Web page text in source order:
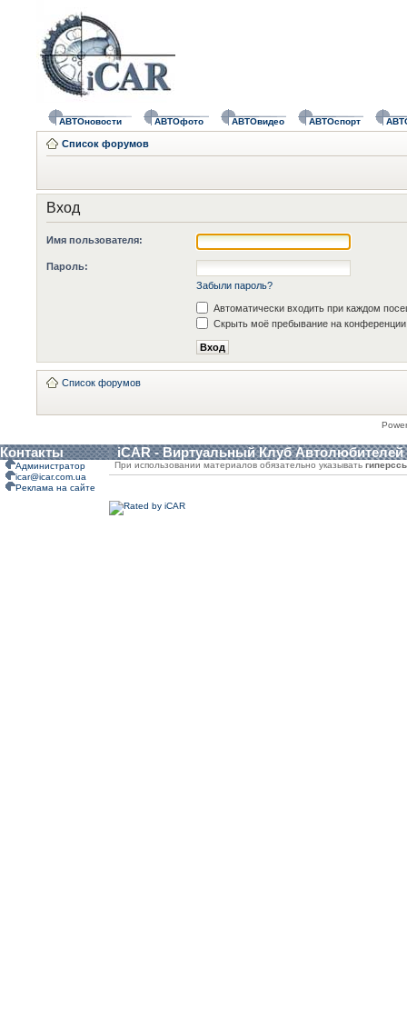
АВТОновости АВТОфото АВТОвидео АВТОспорт
Список форумов
Вход
Имя пользователя:
Пароль:
Забыли пароль?
Автоматически входить при каждом
Скрыть моё пребывание на конференции
Список форумов
Контакты iCAR - Виртуальный Клуб Автолюбителей
Администратор
icar@icar.com.ua
Реклама на сайте
При использовании материалов обязательно указывать